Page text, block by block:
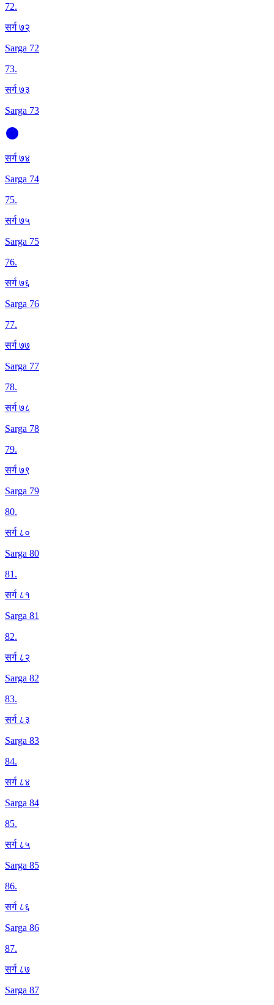
72.
सर्ग ७२
Sarga 72
73.
सर्ग ७३
Sarga 73
सर्ग ७४
Sarga 74
75.
सर्ग ७५
Sarga 75
76.
सर्ग ७६
Sarga 76
77.
सर्ग ७७
Sarga 77
78.
सर्ग ७८
Sarga 78
79.
सर्ग ७९
Sarga 79
80.
सर्ग ८०
Sarga 80
81.
सर्ग ८१
Sarga 81
82.
सर्ग ८२
Sarga 82
83.
सर्ग ८३
Sarga 83
84.
सर्ग ८४
Sarga 84
85.
सर्ग ८५
Sarga 85
86.
सर्ग ८६
Sarga 86
87.
सर्ग ८७
Sarga 87